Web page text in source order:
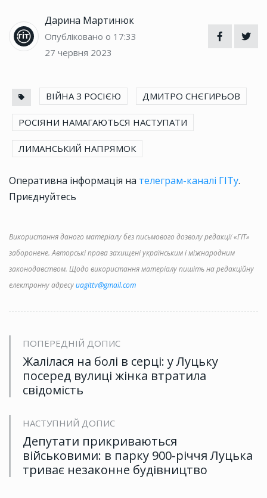
Дарина Мартинюк
Опубліковано о 17:33
27 червня 2023
ВІЙНА З РОСІЄЮ ДМИТРО СНЄГИРЬОВ
РОСІЯНИ НАМАГАЮТЬСЯ НАСТУПАТИ
ЛИМАНСЬКИЙ НАПРЯМОК
Оперативна інформація на телеграм-каналі ГІТу.
Приєднуйтесь
Використання даного матеріалу без письмового дозволу редакції «ГІТ»
заборонене. Авторські права захищені українським і міжнародним
законодавством. Щодо використання матеріалу пишіть на редакційну
електронну адресуuagittv@gmail.com
ПОПЕРЕДНІЙ ДОПИС
Жалілася на болі в серці: у Луцьку
посеред вулиці жінка втратила
свідомість
НАСТУПНИЙ ДОПИС
Депутати прикриваються
військовими: в парку 900-річчя Луцька
триває незаконне будівництво